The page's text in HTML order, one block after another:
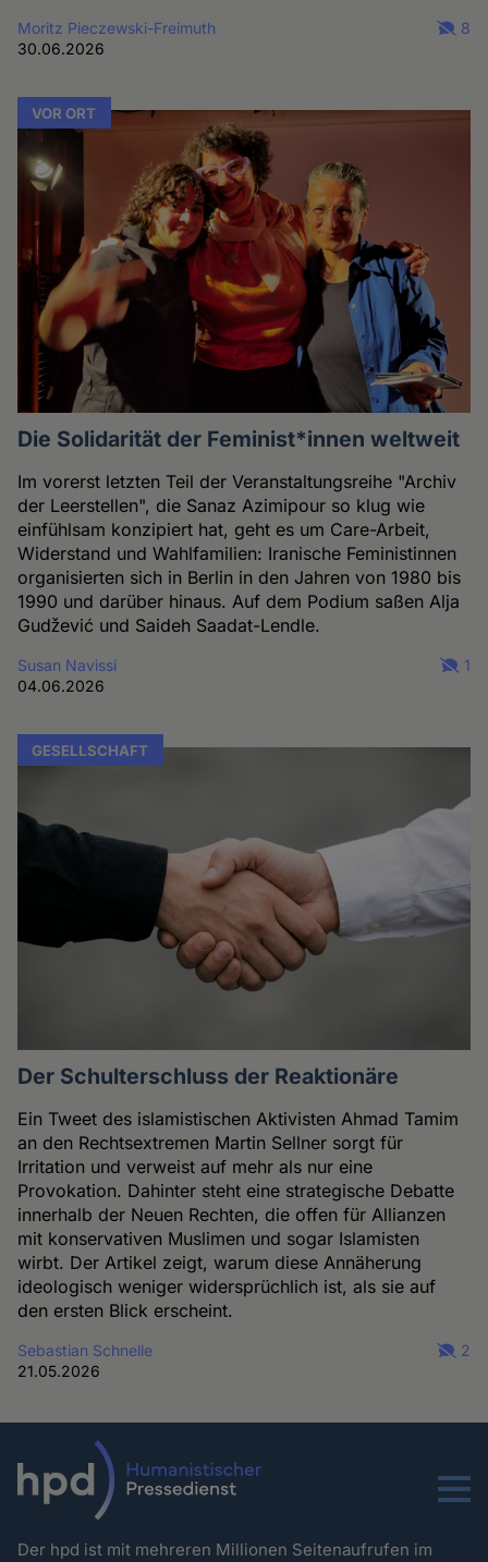
Moritz Pieczewski-Freimuth
30.06.2026
8
VOR ORT
Die Solidarität der Feminist*innen weltweit
Im vorerst letzten Teil der Veranstaltungsreihe "Archiv
der Leerstellen", die Sanaz Azimipour so klug wie
einfühlsam konzipiert hat, geht es um Care-Arbeit,
Widerstand und Wahlfamilien: Iranische Feministinnen
organisierten sich in Berlin in den Jahren von 1980 bis
1990 und darüber hinaus. Auf dem Podium saßen Alja
Gudžević und Saideh Saadat-Lendle.
Susan Navissi
04.06.2026
1
GESELLSCHAFT
Der Schulterschluss der Reaktionäre
Ein Tweet des islamistischen Aktivisten Ahmad Tamim
an den Rechtsextremen Martin Sellner sorgt für
Irritation und verweist auf mehr als nur eine
Provokation. Dahinter steht eine strategische Debatte
innerhalb der Neuen Rechten, die offen für Allianzen
mit konservativen Muslimen und sogar Islamisten
wirbt. Der Artikel zeigt, warum diese Annäherung
ideologisch weniger widersprüchlich ist, als sie auf
den ersten Blick erscheint.
Sebastian Schnelle
21.05.2026
2
Menu
Der hpd ist mit mehreren Millionen Seitenaufrufen im